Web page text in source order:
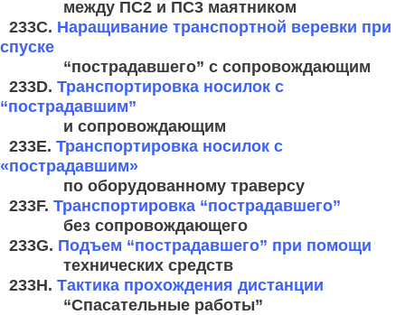
между ПС2 и ПС3 маятником
233C. Наращивание транспортной веревки при
спуске
“пострадавшего” с сопровождающим
233D. Транспортировка носилок с
“пострадавшим”
и сопровождающим
233E. Транспортировка носилок с
«пострадавшим»
по оборудованному траверсу
233F. Транспортировка “пострадавшего”
без сопровождающего
233G. Подъем “пострадавшего” при помощи
технических средств
233H. Тактика прохождения дистанции
“Спасательные работы”